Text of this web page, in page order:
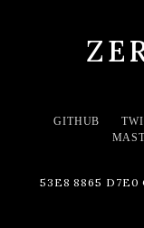
GITHUB
53E8 8865 D7E0